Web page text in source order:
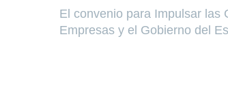
El convenio para Impulsar las
Empresas y el Gobierno del